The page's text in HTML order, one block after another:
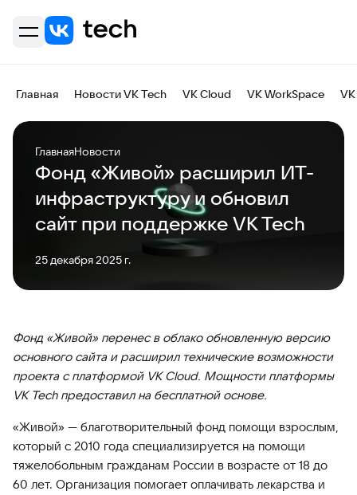
Главная Новости VK Tech VK Cloud VK WorkSpace VK
ГлавнаяНовости
Фонд «Живой» расширил ИТ-
инфраструктуру и обновил
сайт при поддержке VK Tech
25 декабря 2025 г.
Фонд «Живой» перенес в облако обновленную версию
основного сайта и расширил технические возможности
проекта с платформой VK Cloud. Мощности платформы
VK Tech предоставил на бесплатной основе.
«Живой» — благотворительный фонд помощи взрослым,
который с 2010 года специализируется на помощи
тяжелобольным гражданам России в возрасте от 18 до
60 лет. Организация помогает оплачивать лекарства и